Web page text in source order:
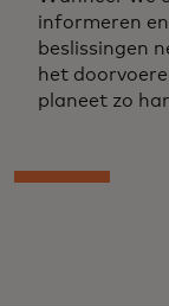
informeren
beslissingen
het
planeet zo